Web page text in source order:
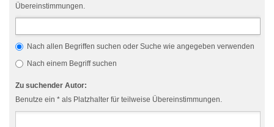
Übereinstimmungen.
Nach allen Begriffen suchen oder Suche wie angegeben verwenden
Nach einem Begriff suchen
Zu suchender Autor:
Benutze ein * als Platzhalter für teilweise Übereinstimmungen.